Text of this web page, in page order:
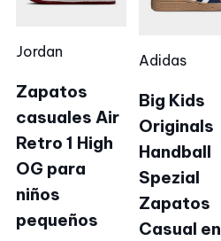
Jordan
Zapatos
casuales Air
Retro 1 High
OG para
niños
pequeños
Adidas
Big Kids
Originals
Handball
Spezial
Zapatos
Casual en